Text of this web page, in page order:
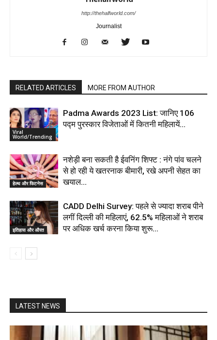
http://thehalfworld.com/
Journalist
RELATED ARTICLES MORE FROM AUTHOR
Viral
World/Trending
Padma Awards 2023 List: जानिए 106
पद्म पुरस्कार विजेताओं में कितनी महिलायें…
हेल्थ और फिटनेस
नशेड़ी बना सकती है ईवनिंग शिफ्ट : नंगे पांव चलने
से हो रही ये खतरनाक बीमारी, रखे अपनी सेहत का
खयाल…
इतिहास और औरत
CADD Delhi Survey: पहले से ज्यादा शराब पीने
लगीं दिल्ली की महिलाएं, 62.5% महिलाओं ने शराब
पर अधिक खर्च करना किया शुरू…
LATEST NEWS